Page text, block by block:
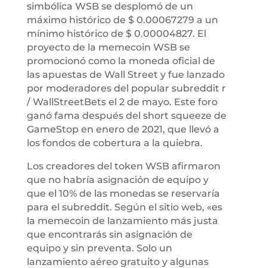
simbólica WSB se desplomó de un
máximo histórico de $ 0.00067279 a un
mínimo histórico de $ 0.00004827. El
proyecto de la memecoin WSB se
promocionó como la moneda oficial de
las apuestas de Wall Street y fue lanzado
por moderadores del popular subreddit r
/ WallStreetBets el 2 de mayo. Este foro
ganó fama después del short squeeze de
GameStop en enero de 2021, que llevó a
los fondos de cobertura a la quiebra.
Los creadores del token WSB afirmaron
que no habría asignación de equipo y
que el 10% de las monedas se reservaría
para el subreddit. Según el sitio web, «es
la memecoin de lanzamiento más justa
que encontrarás sin asignación de
equipo y sin preventa. Solo un
lanzamiento aéreo gratuito y algunas